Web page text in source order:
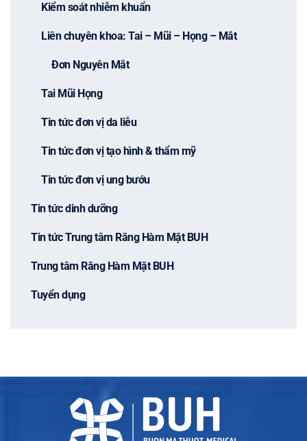
Kiểm soát nhiễm khuẩn
Liên chuyên khoa: Tai – Mũi – Họng – Mắt
Đơn Nguyên Mắt
Tai Mũi Họng
Tin tức đơn vị da liễu
Tin tức đơn vị tạo hình & thẩm mỹ
Tin tức đơn vị ung bướu
Tin tức dinh dưỡng
Tin tức Trung tâm Răng Hàm Mặt BUH
Trung tâm Răng Hàm Mặt BUH
Tuyển dụng